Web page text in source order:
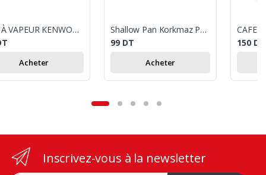
FER À VAPEUR KENWOOD
Acheter
Shallow Pan Korkmaz Palma - 24Cm Gris
99 DT
Acheter
150 DT
Inscrivez-vous à la newsletter